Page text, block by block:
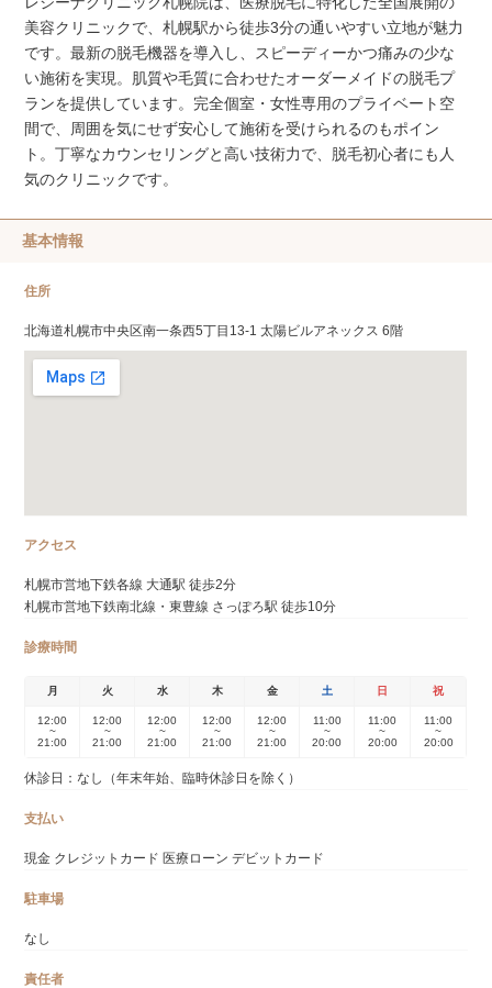
美容クリニックで、札幌駅から徒歩3分の通いやすい立地が魅力
です。最新の脱毛機器を導入し、スピーディーかつ痛みの少な
い施術を実現。肌質や毛質に合わせたオーダーメイドの脱毛プ
ランを提供しています。完全個室・女性専用のプライベート空
間で、周囲を気にせず安心して施術を受けられるのもポイン
ト。丁寧なカウンセリングと高い技術力で、脱毛初心者にも人
気のクリニックです。
基本情報
住所
北海道札幌市中央区南一条西5丁目13-1 太陽ビルアネックス 6階
アクセス
札幌市営地下鉄各線 大通駅 徒歩2分
札幌市営地下鉄南北線・東豊線 さっぽろ駅 徒歩10分
診療時間
月 火 水 木 金 土 日 祝
12:00
~
21:00
12:00
~
21:00
12:00
~
21:00
12:00
~
21:00
12:00
~
21:00
11:00
~
20:00
11:00
~
20:00
11:00
~
20:00
休診日：なし（年末年始、臨時休診日を除く）
支払い
現金 クレジットカード 医療ローン デビットカード
駐車場
なし
責任者